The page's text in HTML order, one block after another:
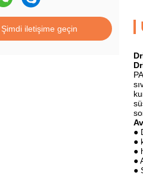
Şimdi iletişime geçin
●
●
●
●
●